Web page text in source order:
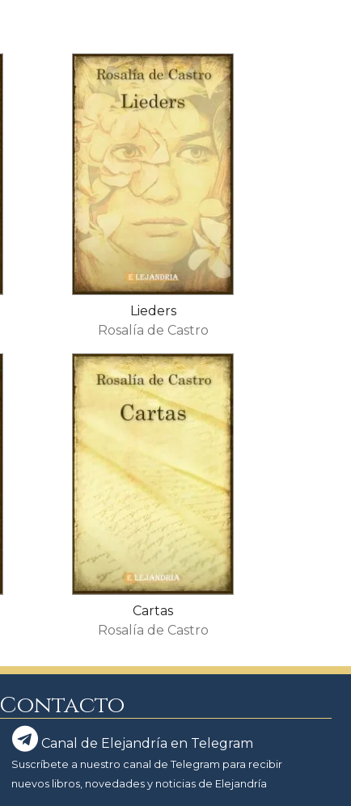
Lieders
Rosalía de Castro
Cartas
Rosalía de Castro
Contacto
Canal de Elejandría en Telegram
Suscríbete a nuestro canal de Telegram para recibir
nuevos libros, novedades y noticias de Elejandría